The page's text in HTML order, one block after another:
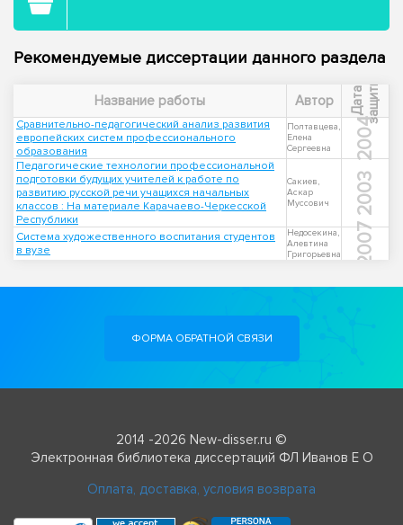
Рекомендуемые диссертации данного раздела
Название работы Автор Д
а
т
а
з
а
щ
и
т ы
Сравнительно-педагогический анализ развития
европейских систем профессионального
образования
Полтавцева,
Елена
Сергеевна
2004
Педагогические технологии профессиональной
подготовки будущих учителей к работе по
развитию русской речи учащихся начальных
классов : На материале Карачаево-Черкесской
Республики
Сакиев,
Аскар
Муссович
2003
Система художественного воспитания студентов
в вузе
Недосекина,
Алевтина
Григорьевна
2007
ФОРМА ОБРАТНОЙ СВЯЗИ
2014 -2026 New-disser.ru ©
Электронная библиотека диссертаций ФЛ Иванов Е О
Оплата, доставка, условия возврата